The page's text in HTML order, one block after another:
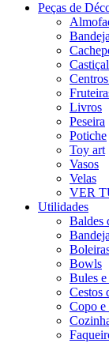
Peças de
Castiçal
Livros
Peseira
Potiche
Toy art
Vasos
Velas
VER
Utilidades
Baldes
Bowls
Bules e
Cestos
Copo e